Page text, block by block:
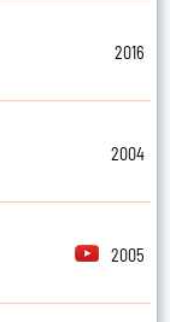
2016
2004
2005